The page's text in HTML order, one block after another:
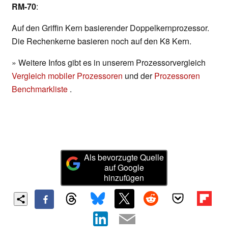
RM-70:
Auf den Griffin Kern basierender Doppelkernprozessor.
Die Rechenkerne basieren noch auf den K8 Kern.
» Weitere Infos gibt es in unserem Prozessorvergleich
Vergleich mobiler Prozessoren und derProzessoren
Benchmarkliste .
Als bevorzugte Quelle
auf Google
hinzufügen